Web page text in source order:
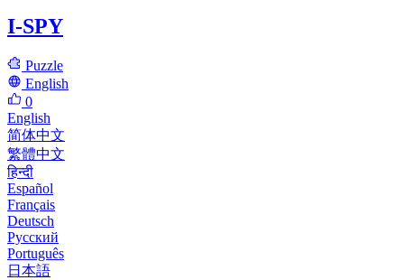
I-SPY
Puzzle
English
0
English
简体中文
繁體中文
हिन्दी
Español
Français
Deutsch
Русский
Português
日本語